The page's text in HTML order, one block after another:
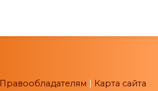
Правообладателям | Карта сайта